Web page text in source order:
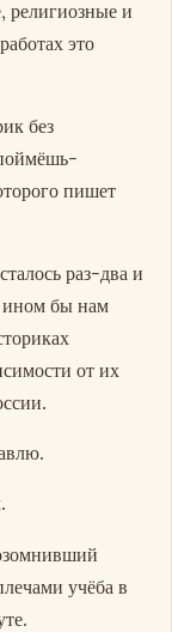
религиозные и
это
без
пишет
раз-два и
ином бы нам
от их
учёба в